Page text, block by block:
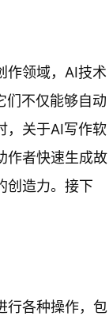
作领域，AI技术
们不仅能够自动
，关于AI写作软
作者快速生成故
创造力。接下
行各种操作，包